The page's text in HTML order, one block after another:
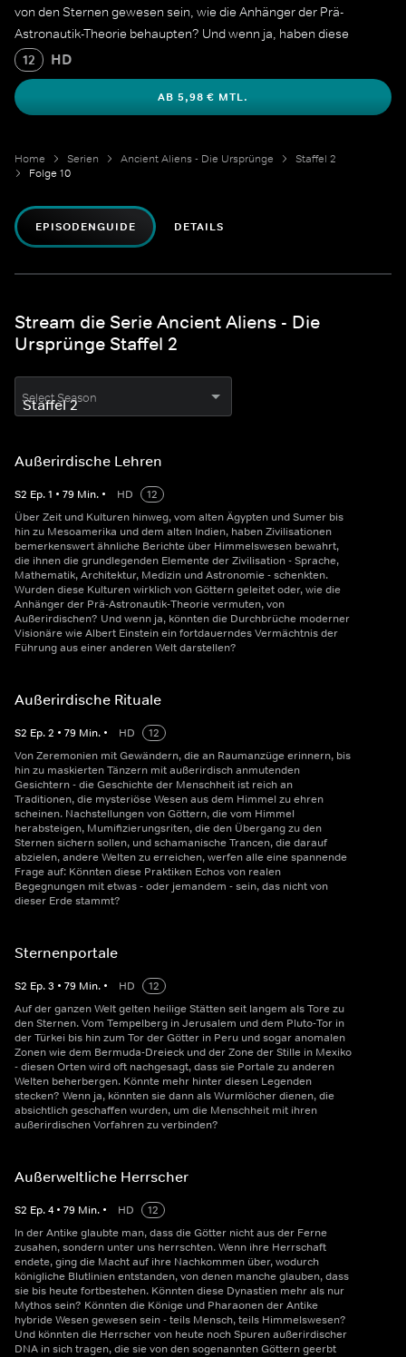
von den Sternen gewesen sein, wie die Anhänger der Prä-
Astronautik-Theorie behaupten? Und wenn ja, haben diese
außerirdischen Bruderschaften die ganze Zeit die Wahrheit
gekannt?
12 HD
AB 5,98 € MTL.
Home Serien Ancient Aliens - Die Ursprünge
Staffel 2
Folge 10
EPISODENGUIDE DETAILS
Stream die Serie Ancient Aliens - Die
Ursprünge Staffel 2
Select Season
Außerirdische Lehren
S2 Ep.1 • 79 Min. • HD
12
Über Zeit und Kulturen hinweg, vom alten Ägypten und Sumer bis
hin zu Mesoamerika und dem alten Indien, haben Zivilisationen
bemerkenswert ähnliche Berichte über Himmelswesen bewahrt,
die ihnen die grundlegenden Elemente der Zivilisation - Sprache,
Mathematik, Architektur, Medizin und Astronomie - schenkten.
Wurden diese Kulturen wirklich von Göttern geleitet oder, wie die
Anhänger der Prä-Astronautik-Theorie vermuten, von
Außerirdischen? Und wenn ja, könnten die Durchbrüche moderner
Visionäre wie Albert Einstein ein fortdauerndes Vermächtnis der
Führung aus einer anderen Welt darstellen?
Außerirdische Rituale
S2 Ep.2 • 79 Min. • HD
12
Von Zeremonien mit Gewändern, die an Raumanzüge erinnern, bis
hin zu maskierten Tänzern mit außerirdisch anmutenden
Gesichtern - die Geschichte der Menschheit ist reich an
Traditionen, die mysteriöse Wesen aus dem Himmel zu ehren
scheinen. Nachstellungen von Göttern, die vom Himmel
herabsteigen, Mumifizierungsriten, die den Übergang zu den
Sternen sichern sollen, und schamanische Trancen, die darauf
abzielen, andere Welten zu erreichen, werfen alle eine spannende
Frage auf: Könnten diese Praktiken Echos von realen
Begegnungen mit etwas - oder jemandem - sein, das nicht von
dieser Erde stammt?
Sternenportale
S2 Ep.3 • 79 Min. • HD
12
Auf der ganzen Welt gelten heilige Stätten seit langem als Tore zu
den Sternen. Vom Tempelberg in Jerusalem und dem Pluto-Tor in
der Türkei bis hin zum Tor der Götter in Peru und sogar anomalen
Zonen wie dem Bermuda-Dreieck und der Zone der Stille in Mexiko
- diesen Orten wird oft nachgesagt, dass sie Portale zu anderen
Welten beherbergen. Könnte mehr hinter diesen Legenden
stecken? Wenn ja, könnten sie dann als Wurmlöcher dienen, die
absichtlich geschaffen wurden, um die Menschheit mit ihren
außerirdischen Vorfahren zu verbinden?
Außerweltliche Herrscher
S2 Ep.4 • 79 Min. • HD
12
In der Antike glaubte man, dass die Götter nicht aus der Ferne
zusahen, sondern unter uns herrschten. Wenn ihre Herrschaft
endete, ging die Macht auf ihre Nachkommen über, wodurch
königliche Blutlinien entstanden, von denen manche glauben, dass
sie bis heute fortbestehen. Könnten diese Dynastien mehr als nur
Mythos sein? Könnten die Könige und Pharaonen der Antike
hybride Wesen gewesen sein - teils Mensch, teils Himmelswesen?
Und könnten die Herrscher von heute noch Spuren außerirdischer
DNA in sich tragen, die sie von den sogenannten Göttern geerbt